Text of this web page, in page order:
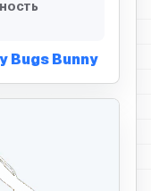
Bugs Bunny